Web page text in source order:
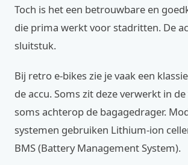
Toch is het een betrouwbare en
die prima werkt voor stadritten. De
sluitstuk.
Bij retro e-bikes zie je vaak een
de accu. Soms zit deze verwerkt in
soms achterop de bagagedrager.
systemen gebruiken Lithium-ion
BMS (Battery Management System).